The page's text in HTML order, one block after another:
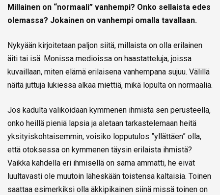
Millainen on “normaali” vanhempi? Onko sellaista edes
olemassa? Jokainen on vanhempi omalla tavallaan.
Nykyään kirjoitetaan paljon siitä, millaista on olla erilainen
äiti tai isä. Monissa medioissa on haastatteluja, joissa
kuvaillaan, miten elämä erilaisena vanhempana sujuu. Välillä
näitä juttuja lukiessa alkaa miettiä, mikä lopulta on normaalia.
Jos kadulta valikoidaan kymmenen ihmistä sen perusteella,
onko heillä pieniä lapsia ja aletaan tarkastelemaan heitä
yksityiskohtaisemmin, voisiko lopputulos ”yllättäen” olla,
että otoksessa on kymmenen täysin erilaista ihmistä?
Vaikka kahdella eri ihmisellä on sama ammatti, he eivät
luultavasti ole muutoin läheskään toistensa kaltaisia. Toinen
saattaa esimerkiksi olla äkkipikainen siinä missä toinen on